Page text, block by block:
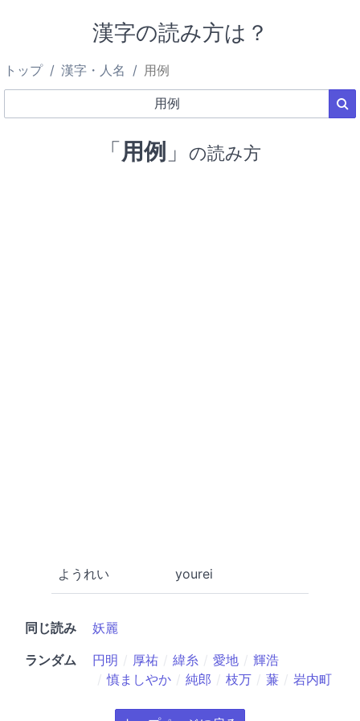
漢字の読み方は？
トップ 漢字・人名 用例
「用例 」 の読み方
ようれい yourei
同じ読み
妖麗
ランダム
円明 厚祐 緯糸 愛地
輝浩
慎ましやか
純郎 枝万 蒹 岩内町